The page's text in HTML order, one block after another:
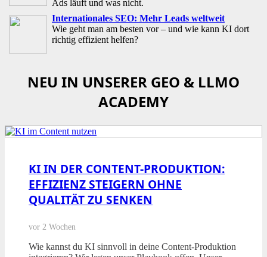
Ads läuft und was nicht.
Internationales SEO: Mehr Leads weltweit
Wie geht man am besten vor – und wie kann KI dort
richtig effizient helfen?
NEU IN UNSERER GEO & LLMO
ACADEMY
KI IN DER CONTENT-PRODUKTION:
EFFIZIENZ STEIGERN OHNE
QUALITÄT ZU SENKEN
vor 2 Wochen
Wie kannst du KI sinnvoll in deine Content-Produktion